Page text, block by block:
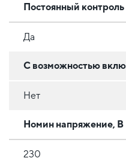
Постоянный
Да
C возможностью
Нет
Номин напряжение, В
230